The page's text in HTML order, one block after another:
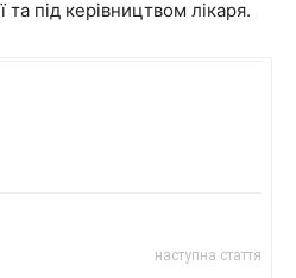
та під керівництвом лікаря.
наступна стаття